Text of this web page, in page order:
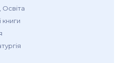
Освіта
книги